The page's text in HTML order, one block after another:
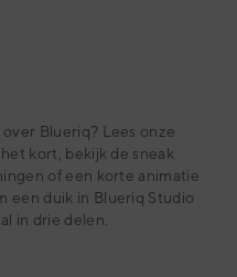
Blueriq? Lees onze
kort, bekijk de sneak
of een korte animatie
een duik in Blueriq Studio
in drie delen.